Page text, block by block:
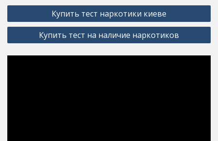
Post
navigation
Купить тест наркотики киеве
Купить тест на наличие наркотиков